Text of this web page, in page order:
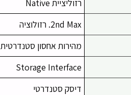
רזוליציית Native
2nd Max. רזולוציה
מהירות אחסון סטנדרטית
Storage Interface
דיסק סטנדרטי